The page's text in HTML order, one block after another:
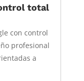
total
con control
profesional
a